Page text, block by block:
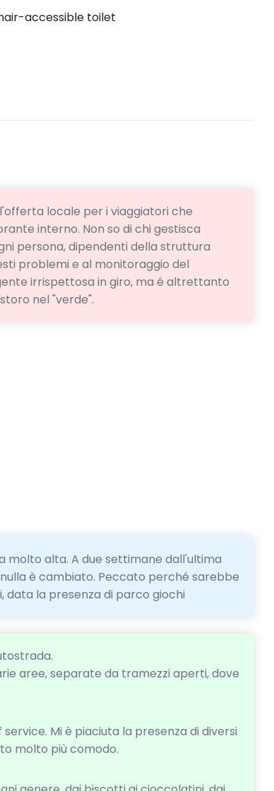
accessible toilet
locale per i viaggiatori che
interno. Non so di chi gestisca
persona, dipendenti della struttura
problemi e al monitoraggio del
irrispettosa in giro, ma é altrettanto
nel "verde".
molto alta. A due settimane dall'ultima
è cambiato. Peccato perché sarebbe
data la presenza di parco giochi
aree, separate da tramezzi aperti, dove
Mi è piaciuta la presenza di diversi
molto più comodo.